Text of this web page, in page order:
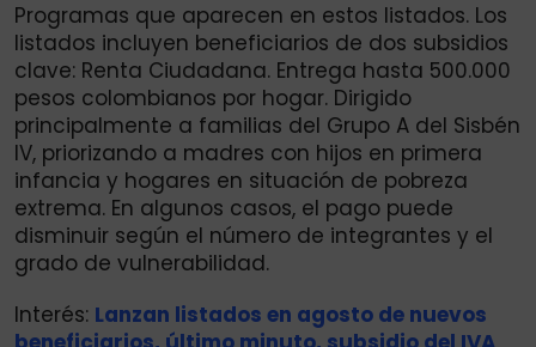
Programas que aparecen en estos listados. Los
listados incluyen beneficiarios de dos subsidios
clave: Renta Ciudadana. Entrega hasta 500.000
pesos colombianos por hogar. Dirigido
principalmente a familias del Grupo A del Sisbén
IV, priorizando a madres con hijos en primera
infancia y hogares en situación de pobreza
extrema. En algunos casos, el pago puede
disminuir según el número de integrantes y el
grado de vulnerabilidad.
Interés: Lanzan listados en agosto de nuevos